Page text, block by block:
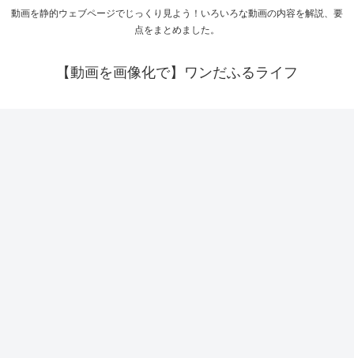
動画を静的ウェブページでじっくり見よう！いろいろな動画の内容を解説、要
点をまとめました。
【動画を画像化で】ワンだふるライフ